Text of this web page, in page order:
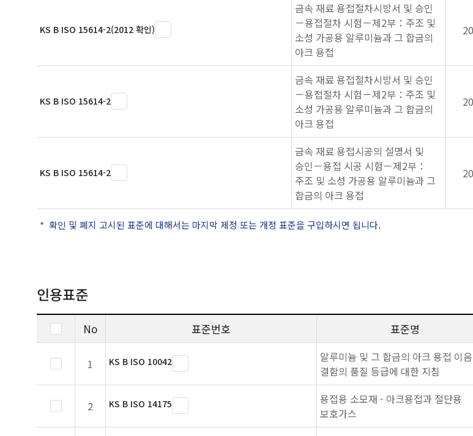
KS B ISO 15614-2(2012 확인)
금속 재료 용접절차시방서 및 승인
－용접절차 시험－제2부：주조 및
소성 가공용 알루미늄과 그 합금의
아크 용접
KS B ISO 15614-2
금속 재료 용접절차시방서 및 승인
－용접절차 시험－제2부：주조 및
소성 가공용 알루미늄과 그 합금의
아크 용접
KS B ISO 15614-2
금속 재료 용접시공의 설명서 및
승인－용접 시공 시험－제2부：
주조 및 소성 가공용 알루미늄과 그
합금의 아크 용접
확인 및 폐지 고시된 표준에 대해서는 마지막 제정 또는 개정 표준을 구입하시면 됩니다.
인용표준
No 표준번호 표준명
1 KS B ISO 10042
알루미늄 및 그 합금의 아크 용접 이
결함의 품질 등급에 대한 지침
2 KS B ISO 14175
용접용 소모재 - 아크용접과 절단용
보호가스